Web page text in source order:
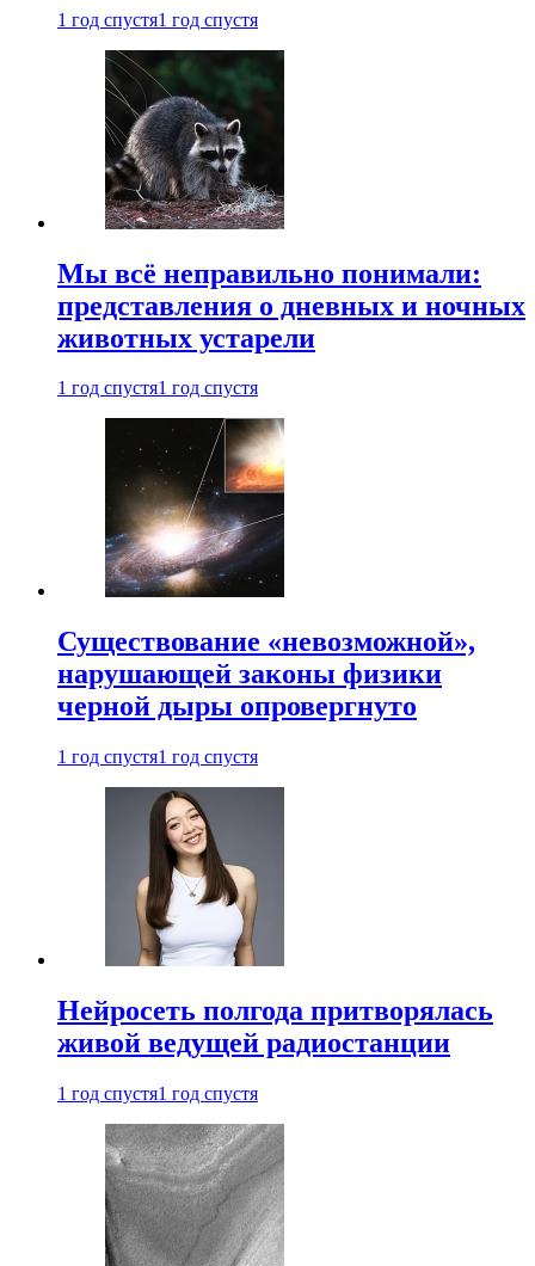
1 год спустя1 год спустя
Мы всё неправильно понимали:
представления о дневных и ночных
животных устарели
1 год спустя1 год спустя
Существование «невозможной»,
нарушающей законы физики
черной дыры опровергнуто
1 год спустя1 год спустя
Нейросеть полгода притворялась
живой ведущей радиостанции
1 год спустя1 год спустя